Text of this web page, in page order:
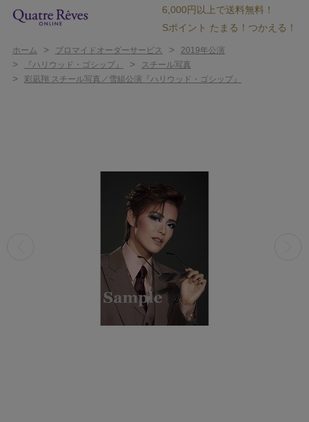
6,000円以上で送料無料！
Sポイント たまる！つかえる！
ホーム > ブロマイドオーダーサービス > 2019年公演
> 『ハリウッド・ゴシップ』 > スチール写真
> 彩凪翔 スチール写真／雪組公演『ハリウッド・ゴシップ』